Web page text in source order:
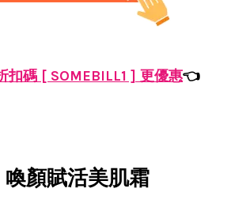
扣碼 [ SOMEBILL1 ] 更優惠👈
喚顏賦活美肌霜